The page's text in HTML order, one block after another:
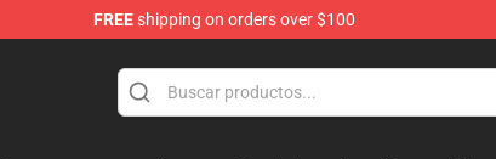
FREEshipping on orders over $100